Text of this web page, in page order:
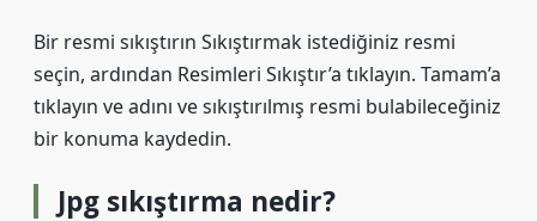
Bir resmi sıkıştırın Sıkıştırmak istediğiniz resmi
seçin, ardından Resimleri Sıkıştır’a tıklayın. Tamam’a
tıklayın ve adını ve sıkıştırılmış resmi bulabileceğiniz
bir konuma kaydedin.
Jpg sıkıştırma nedir?